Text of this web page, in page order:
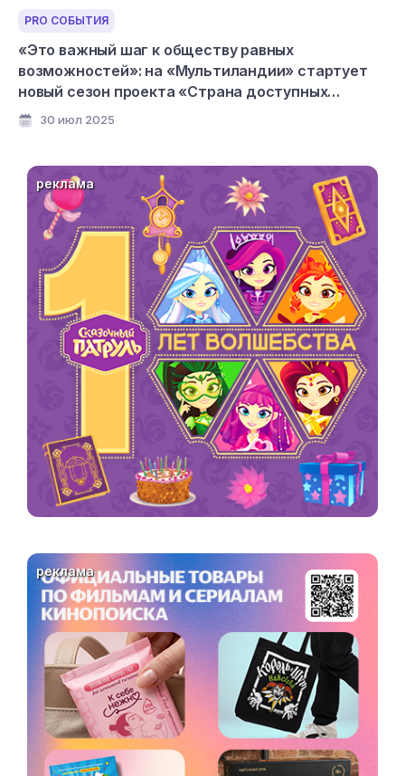
PRO СОБЫТИЯ
«Это важный шаг к обществу равных
возможностей»: на «Мультиландии» стартует
новый сезон проекта «Страна доступных
мультфильмов»
30 июл 2025
реклама
реклама